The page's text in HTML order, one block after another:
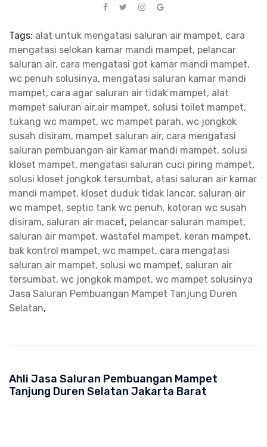
Tags: alat untuk mengatasi saluran air mampet, cara
mengatasi selokan kamar mandi mampet, pelancar
saluran air, cara mengatasi got kamar mandi mampet,
wc penuh solusinya, mengatasi saluran kamar mandi
mampet, cara agar saluran air tidak mampet, alat
mampet saluran air,air mampet, solusi toilet mampet,
tukang wc mampet, wc mampet parah, wc jongkok
susah disiram, mampet saluran air, cara mengatasi
saluran pembuangan air kamar mandi mampet, solusi
kloset mampet, mengatasi saluran cuci piring mampet,
solusi kloset jongkok tersumbat, atasi saluran air kamar
mandi mampet, kloset duduk tidak lancar, saluran air
wc mampet, septic tank wc penuh, kotoran wc susah
disiram, saluran air macet, pelancar saluran mampet,
saluran air mampet, wastafel mampet, keran mampet,
bak kontrol mampet, wc mampet, cara mengatasi
saluran air mampet, solusi wc mampet, saluran air
tersumbat, wc jongkok mampet, wc mampet solusinya
Jasa Saluran Pembuangan Mampet Tanjung Duren
Selatan,
Ahli Jasa Saluran Pembuangan Mampet
Tanjung Duren Selatan Jakarta Barat